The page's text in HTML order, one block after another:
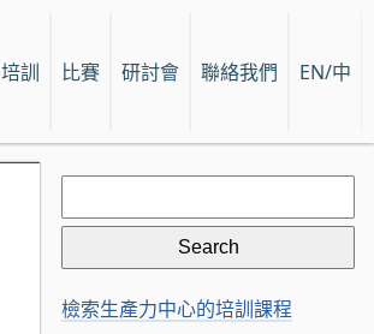
培訓 比賽 研討會 聯絡我們 EN/中
Search
for:
檢索生產力中心的培訓課程